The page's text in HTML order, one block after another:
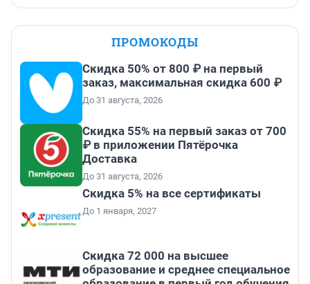
ПРОМОКОДЫ
Скидка 50% от 800 ₽ на первый
заказ, максимальная скидка 600 ₽
До 31 августа, 2026
Скидка 55% на первый заказ от 700
₽ в приложении Пятёрочка
Доставка
До 31 августа, 2026
Скидка 5% на все сертификаты
До 1 января, 2027
Скидка 72 000 на высшее
образование и среднее специальное